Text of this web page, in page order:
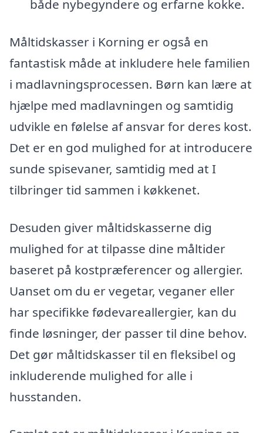
både nybegyndere og erfarne kokke.
Måltidskasser i Korning er også en
fantastisk måde at inkludere hele familien
i madlavningsprocessen. Børn kan lære at
hjælpe med madlavningen og samtidig
udvikle en følelse af ansvar for deres kost.
Det er en god mulighed for at introducere
sunde spisevaner, samtidig med at I
tilbringer tid sammen i køkkenet.
Desuden giver måltidskasserne dig
mulighed for at tilpasse dine måltider
baseret på kostpræferencer og allergier.
Uanset om du er vegetar, veganer eller
har specifikke fødevareallergier, kan du
finde løsninger, der passer til dine behov.
Det gør måltidskasser til en fleksibel og
inkluderende mulighed for alle i
husstanden.